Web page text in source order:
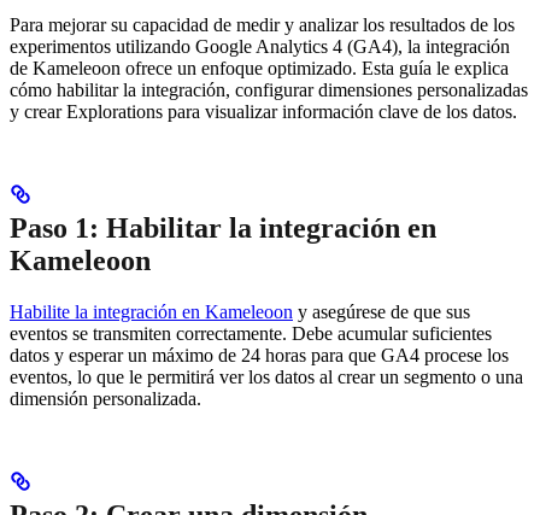
Para mejorar su capacidad de medir y analizar los resultados de los
experimentos utilizando Google Analytics 4 (GA4), la integración
de Kameleoon ofrece un enfoque optimizado. Esta guía le explica
cómo habilitar la integración, configurar dimensiones personalizadas
y crear Explorations para visualizar información clave de los datos.
Paso 1: Habilitar la integración en
Kameleoon
Habilite la integración en Kameleoon y asegúrese de que sus
eventos se transmiten correctamente. Debe acumular suficientes
datos y esperar un máximo de 24 horas para que GA4 procese los
eventos, lo que le permitirá ver los datos al crear un segmento o una
dimensión personalizada.